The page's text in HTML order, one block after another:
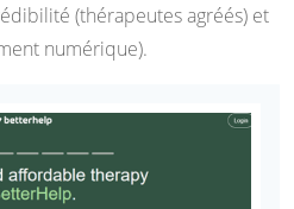
(thérapeutes agréés) et
numérique).